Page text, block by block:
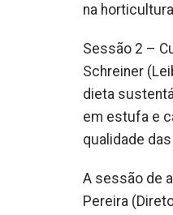
na
Sessão 2 –
Schreiner
dieta
em estufa e
qualidade
A sessão de
Pereira